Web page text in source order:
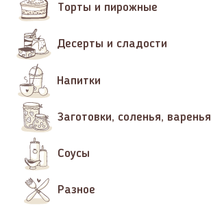
Торты и пирожные
Десерты и сладости
Напитки
Заготовки, соленья, варенья
Соусы
Разное